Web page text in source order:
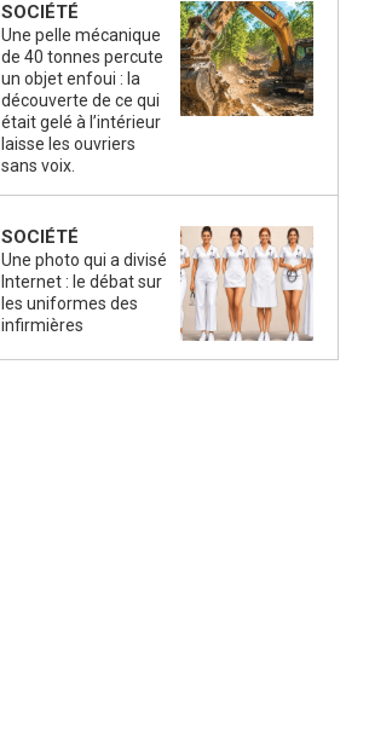
SOCIÉTÉ
Une pelle mécanique
de 40 tonnes percute
un objet enfoui : la
découverte de ce qui
était gelé à l’intérieur
laisse les ouvriers
sans voix.
SOCIÉTÉ
Une photo qui a divisé
Internet : le débat sur
les uniformes des
infirmières